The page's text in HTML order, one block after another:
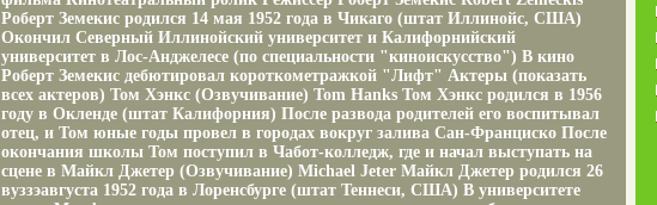
Роберт Земекис родился 14 мая 1952 года в Чикаго (штат Иллинойс, США)
Окончил Северный Иллинойский университет и Калифорнийский
университет в Лос-Анджелесе (по специальности "киноискусство") В кино
Роберт Земекис дебютировал короткометражкой "Лифт" Актеры (показать
всех актеров) Том Хэнкс (Озвучивание) Tom Hanks Том Хэнкс родился в 1956
году в Окленде (штат Калифорния) После развода родителей его воспитывал
отец, и Том юные годы провел в городах вокруг залива Сан-Франциско После
окончания школы Том поступил в Чабот-колледж, где и начал выступать на
сцене в Майкл Джетер (Озвучивание) Michael Jeter Майкл Джетер родился 26
вуззэавгуста 1952 года в Лоренсбурге (штат Теннеси, США) В университете